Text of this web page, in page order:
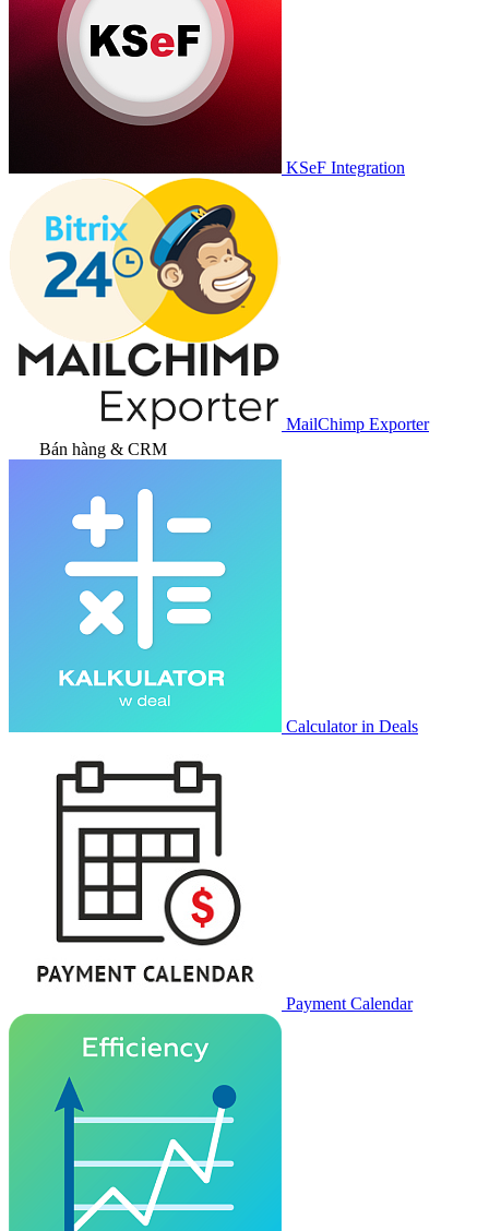
KSeF Integration
MailChimp Exporter
Bán hàng & CRM
Calculator in Deals
Payment Calendar